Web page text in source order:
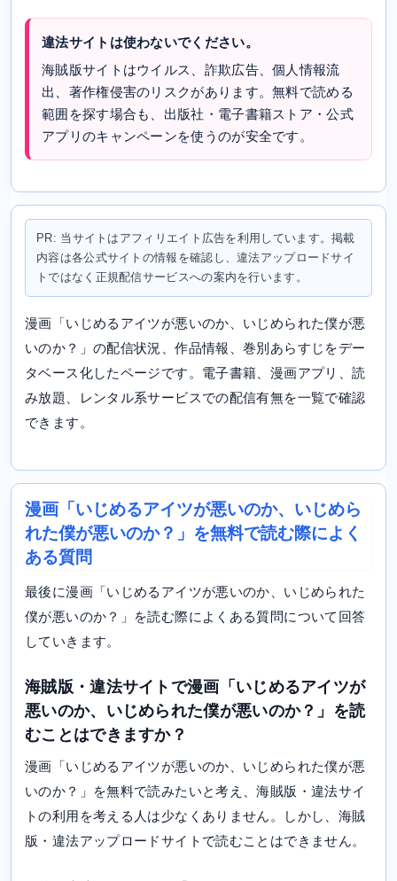
違法サイトは使わないでください。
海賊版サイトはウイルス、詐欺広告、個人情報流
出、著作権侵害のリスクがあります。無料で読める
範囲を探す場合も、出版社・電子書籍ストア・公式
アプリのキャンペーンを使うのが安全です。
PR: 当サイトはアフィリエイト広告を利用しています。掲載
内容は各公式サイトの情報を確認し、違法アップロードサイ
トではなく正規配信サービスへの案内を行います。
漫画「いじめるアイツが悪いのか、いじめられた僕が悪
いのか？」の配信状況、作品情報、巻別あらすじをデー
タベース化したページです。電子書籍、漫画アプリ、読
み放題、レンタル系サービスでの配信有無を一覧で確認
できます。
漫画「いじめるアイツが悪いのか、いじめら
れた僕が悪いのか？」を無料で読む際によく
ある質問
最後に漫画「いじめるアイツが悪いのか、いじめられた
僕が悪いのか？」を読む際によくある質問について回答
していきます。
海賊版・違法サイトで漫画「いじめるアイツが
悪いのか、いじめられた僕が悪いのか？」を読
むことはできますか？
漫画「いじめるアイツが悪いのか、いじめられた僕が悪
いのか？」を無料で読みたいと考え、海賊版・違法サイ
トの利用を考える人は少なくありません。しかし、海賊
版・違法アップロードサイトで読むことはできません。